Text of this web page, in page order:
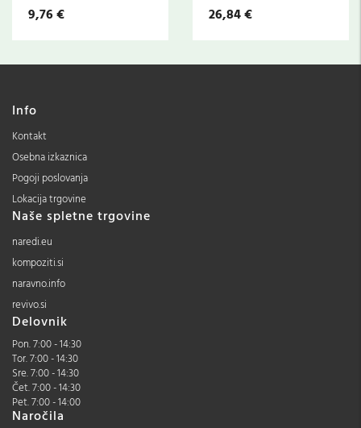
9,76 € 26,84 €
Info
Kontakt
Osebna izkaznica
Pogoji poslovanja
Lokacija trgovine
Naše spletne trgovine
naredi.eu
kompoziti.si
naravno.info
revivo.si
Delovnik
Pon. 7:00 - 14:30
Tor. 7:00 - 14:30
Sre. 7:00 - 14:30
Čet. 7:00 - 14:30
Pet. 7:00 - 14:00
Naročila